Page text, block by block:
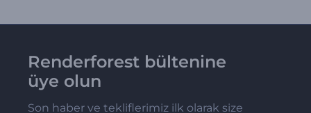
Renderforest bültenine
üye olun
Son haber ve tekliflerimiz ilk olarak size